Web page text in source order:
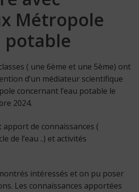
Métropole
potable
( une 6ème et une 5ème) ont
d’un médiateur scientifique
concernant l’eau potable le
2024.
apport de connaissances (
de l’eau ..) et activités
intéressés et on pu poser
Les connaissances apportées